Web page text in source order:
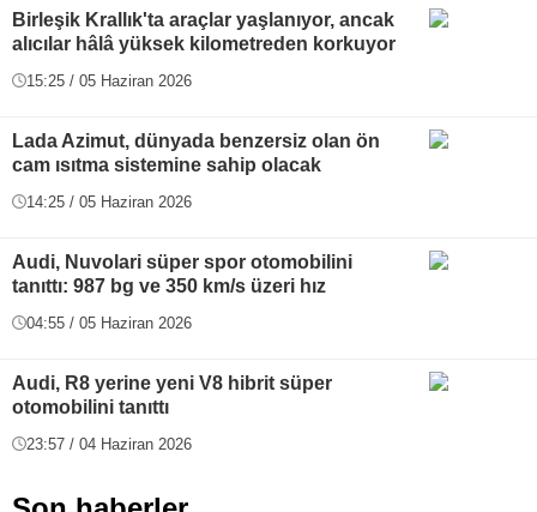
Birleşik Krallık'ta araçlar yaşlanıyor, ancak
alıcılar hâlâ yüksek kilometreden korkuyor
15:25 / 05 Haziran 2026
Lada Azimut, dünyada benzersiz olan ön
cam ısıtma sistemine sahip olacak
14:25 / 05 Haziran 2026
Audi, Nuvolari süper spor otomobilini
tanıttı: 987 bg ve 350 km/s üzeri hız
04:55 / 05 Haziran 2026
Audi, R8 yerine yeni V8 hibrit süper
otomobilini tanıttı
23:57 / 04 Haziran 2026